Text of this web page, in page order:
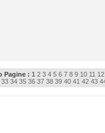
Pagine : 1 2 3 4 5 6 7 8 9 10 11 12
33 34 35 36 37 38 39 40 41 42 43